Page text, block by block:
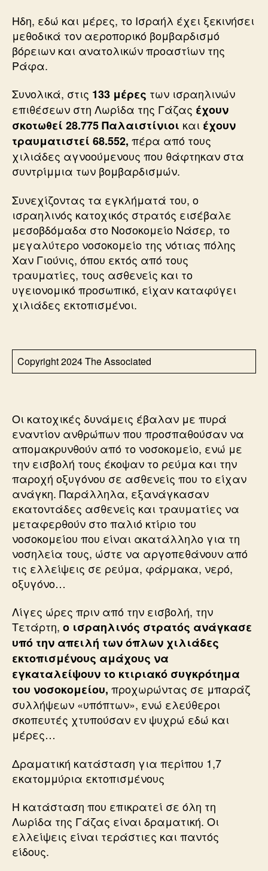
Ηδη, εδώ και μέρες, το Ισραήλ έχει ξεκινήσει
μεθοδικά τον αεροπορικό βομβαρδισμό
βόρειων και ανατολικών προαστίων της
Ράφα.
Συνολικά, στις 133 μέρες των ισραηλινών
επιθέσεων στη Λωρίδα της Γάζας έχουν
σκοτωθεί 28.775 Παλαιστίνιοι και έχουν
τραυματιστεί 68.552, πέρα από τους
χιλιάδες αγνοούμενους που θάφτηκαν στα
συντρίμμια των βομβαρδισμών.
Συνεχίζοντας τα εγκλήματά του, ο
ισραηλινός κατοχικός στρατός εισέβαλε
μεσοβδόμαδα στο Νοσοκομείο Νάσερ, το
μεγαλύτερο νοσοκομείο της νότιας πόλης
Χαν Γιούνις, όπου εκτός από τους
τραυματίες, τους ασθενείς και το
υγειονομικό προσωπικό, είχαν καταφύγει
χιλιάδες εκτοπισμένοι.
Copyright 2024 The Associated
Οι κατοχικές δυνάμεις έβαλαν με πυρά
εναντίον ανθρώπων που προσπαθούσαν να
απομακρυνθούν από το νοσοκομείο, ενώ με
την εισβολή τους έκοψαν το ρεύμα και την
παροχή οξυγόνου σε ασθενείς που το είχαν
ανάγκη. Παράλληλα, εξανάγκασαν
εκατοντάδες ασθενείς και τραυματίες να
μεταφερθούν στο παλιό κτίριο του
νοσοκομείου που είναι ακατάλληλο για τη
νοσηλεία τους, ώστε να αργοπεθάνουν από
τις ελλείψεις σε ρεύμα, φάρμακα, νερό,
οξυγόνο…
Λίγες ώρες πριν από την εισβολή, την
Τετάρτη, ο ισραηλινός στρατός ανάγκασε
υπό την απειλή των όπλων χιλιάδες
εκτοπισμένους αμάχους να
εγκαταλείψουν το κτιριακό συγκρότημα
του νοσοκομείου, προχωρώντας σε μπαράζ
συλλήψεων «υπόπτων», ενώ ελεύθεροι
σκοπευτές χτυπούσαν εν ψυχρώ εδώ και
μέρες…
Δραματική κατάσταση για περίπου 1,7
εκατομμύρια εκτοπισμένους
Η κατάσταση που επικρατεί σε όλη τη
Λωρίδα της Γάζας είναι δραματική. Οι
ελλείψεις είναι τεράστιες και παντός
είδους.